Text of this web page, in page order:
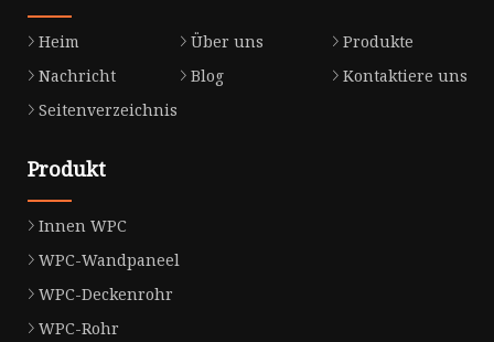
Heim Über uns
Produkte
Nachricht
Blog
Kontaktiere uns
Seitenverzeichnis
Produkt
Innen WPC
WPC-Wandpaneel
WPC-Deckenrohr
WPC-Rohr